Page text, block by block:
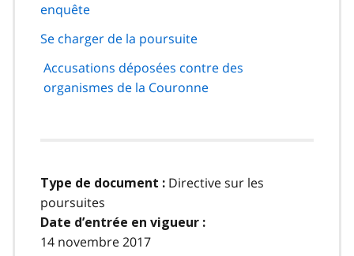
enquête
Se charger de la poursuite
Accusations déposées contre des
organismes de la Couronne
Type de document : Directive sur les
poursuites
Date d’entrée en vigueur :
14 novembre 2017